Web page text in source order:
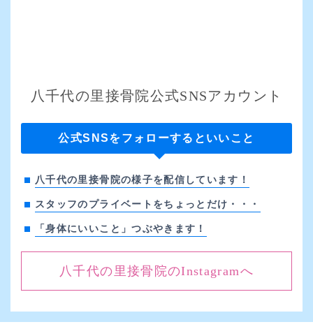
八千代の里接骨院公式SNSアカウント
公式SNSをフォローするといいこと
八千代の里接骨院の様子を配信しています！
スタッフのプライベートをちょっとだけ・・・
「身体にいいこと」つぶやきます！
八千代の里接骨院のInstagramへ